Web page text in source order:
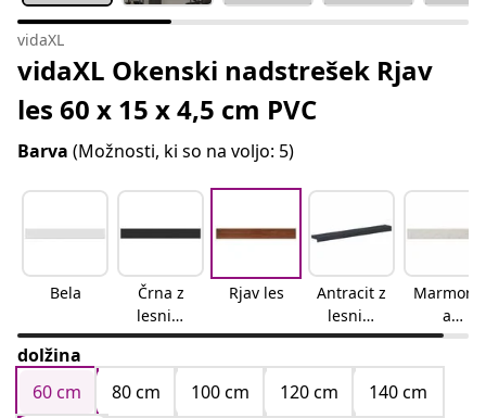
vidaXL
vidaXL Okenski nadstrešek Rjav
les 60 x 15 x 4,5 cm PVC
Barva (Možnosti, ki so na voljo: 5)
Bela
Črna z
lesnim
vzorcem
Rjav les
Antracit z
lesnim
vzorcem
Marmorn
a
tekstura
dolžina
60 cm
80 cm 100 cm 120 cm
140 cm